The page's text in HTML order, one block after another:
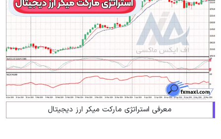
معرفی استراتژی مارکت میکر ارز دیجیتال